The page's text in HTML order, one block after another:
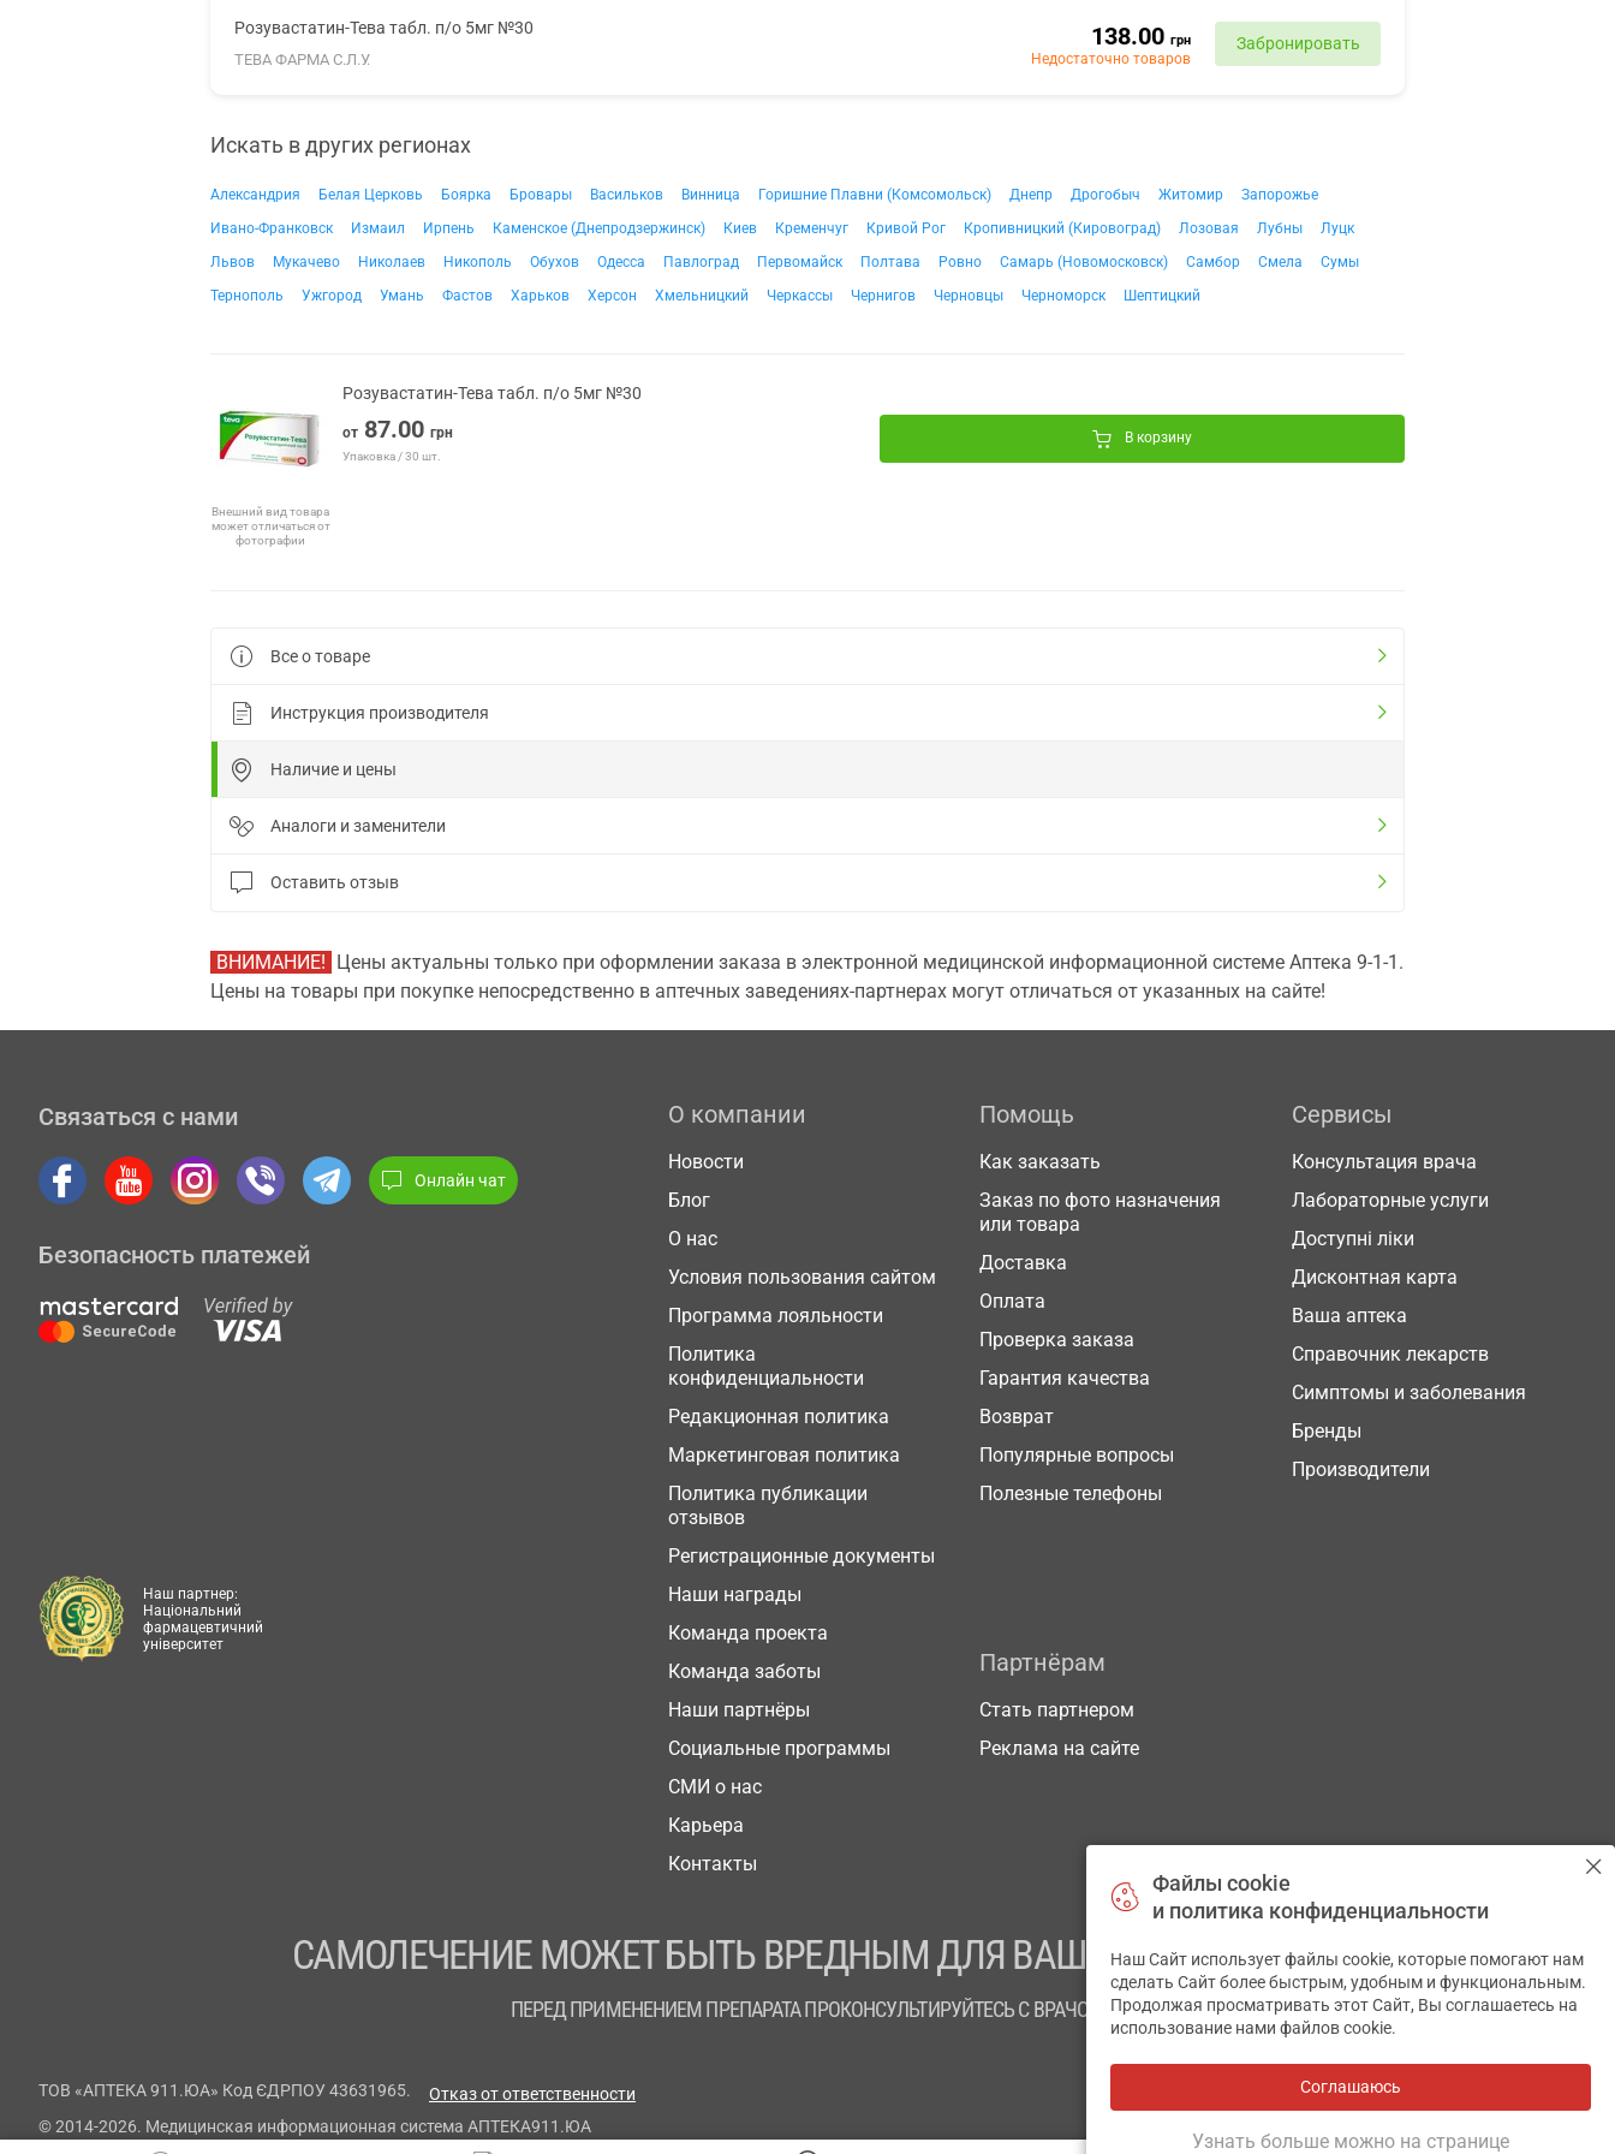
Розувастатин-Тева табл. п/о 5мг №30
ТЕВА ФАРМА С.Л.У.
138.00 грн
Недостаточно товаров
Забронировать
Искать в других регионах
Александрия Белая Церковь Боярка Бровары Васильков Винница Горишние Плавни (Комсомольск) Днепр Дрогобыч Житомир
Запорожье
Ивано-Франковск
Измаил Ирпень Каменское (Днепродзержинск) Киев Кременчуг Кривой Рог Кропивницкий (Кировоград) Лозовая Лубны
Луцк
Львов
Мукачево Николаев Никополь Обухов Одесса Павлоград Первомайск Полтава Ровно Самарь (Новомосковск) Самбор Смела
Сумы
Тернополь
Ужгород Умань Фастов Харьков Херсон Хмельницкий Черкассы Чернигов Черновцы Черноморск Шептицкий
Внешний вид товара
может отличаться от
фотографии
Розувастатин-Тева табл. п/о 5мг №30
от 87.00 грн
Упаковка / 30 шт.
В корзину
Все о товаре
Инструкция производителя
Наличие и цены
Аналоги и заменители
Оставить отзыв
ВНИМАНИЕ! Цены актуальны только при оформлении заказа в электронной медицинской информационной системе Аптека 9-1-1.
Цены на товары при покупке непосредственно в аптечных заведениях-партнерах могут отличаться от указанных на сайте!
Связаться с нами
Онлайн чат
Безопасность платежей
О компании
Новости
Блог
О нас
Условия пользования сайтом
Программа лояльности
Политика
конфиденциальности
Редакционная политика
Маркетинговая политика
Политика публикации
отзывов
Регистрационные документы
Наши награды
Команда проекта
Команда заботы
Наши партнёры
Социальные программы
СМИ о нас
Карьера
Контакты
Помощь
Как заказать
Заказ по фото назначения
или товара
Доставка
Оплата
Проверка заказа
Гарантия качества
Возврат
Популярные вопросы
Полезные телефоны
Сервисы
Консультация врача
Лабораторные услуги
Доступні ліки
Дисконтная карта
Ваша аптека
Справочник лекарств
Симптомы и заболевания
Бренды
Производители
Партнёрам
Стать партнером
Реклама на сайте
Наш партнер:
Національний
фармацевтичний
університет
САМОЛЕЧЕНИЕ МОЖЕТ БЫТЬ ВРЕДНЫМ ДЛЯ ВАШЕГО ЗДОРОВЬЯ
ПЕРЕД ПРИМЕНЕНИЕМ ПРЕПАРАТА ПРОКОНСУЛЬТИРУЙТЕСЬ С ВРАЧОМ
ТОВ «АПТЕКА 911.ЮА» Код ЄДРПОУ 43631965.
Отказ от ответственности
© 2014-2026. Медицинская информационная система АПТЕКА911.ЮА
Файлы cookie
и политика конфиденциальности
Наш Сайт использует файлы cookie, которые помогают нам
сделать Сайт более быстрым, удобным и функциональным.
Продолжая просматривать этот Сайт, Вы соглашаетесь на
использование нами файлов cookie.
Соглашаюсь
Узнать больше можно на странице
✕